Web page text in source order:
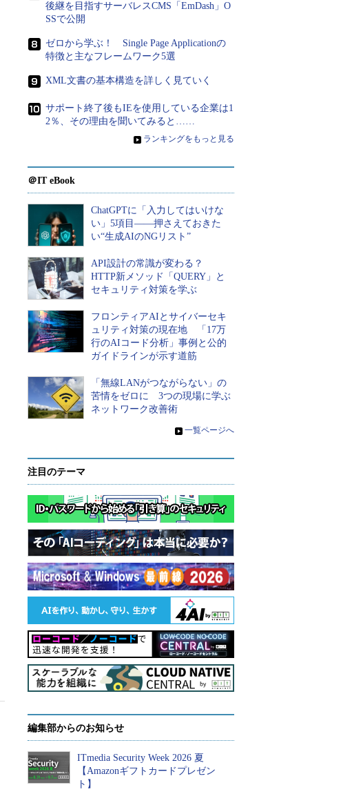
後継を目指すサーバレスCMS「EmDash」O
SSで公開
ゼロから学ぶ！ Single Page Applicationの
特徴と主なフレームワーク5選
XML文書の基本構造を詳しく見ていく
サポート終了後もIEを使用している企業は1
2％、その理由を聞いてみると……
» ランキングをもっと見る
＠IT eBook
ChatGPTに「入力してはいけな
い」5項目――押さえておきた
い“生成AIのNGリスト”
API設計の常識が変わる？
HTTP新メソッド「QUERY」と
セキュリティ対策を学ぶ
フロンティアAIとサイバーセキ
ュリティ対策の現在地 「17万
行のAIコード分析」事例と公的
ガイドラインが示す道筋
「無線LANがつながらない」の
苦情をゼロに 3つの現場に学ぶ
ネットワーク改善術
» 一覧ページへ
注目のテーマ
編集部からのお知らせ
ITmedia Security Week 2026 夏
【Amazonギフトカードプレゼン
ト】